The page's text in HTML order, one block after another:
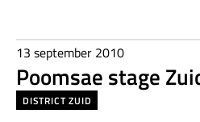
13 september 2010
Poomsae stage
DISTRICT ZUID